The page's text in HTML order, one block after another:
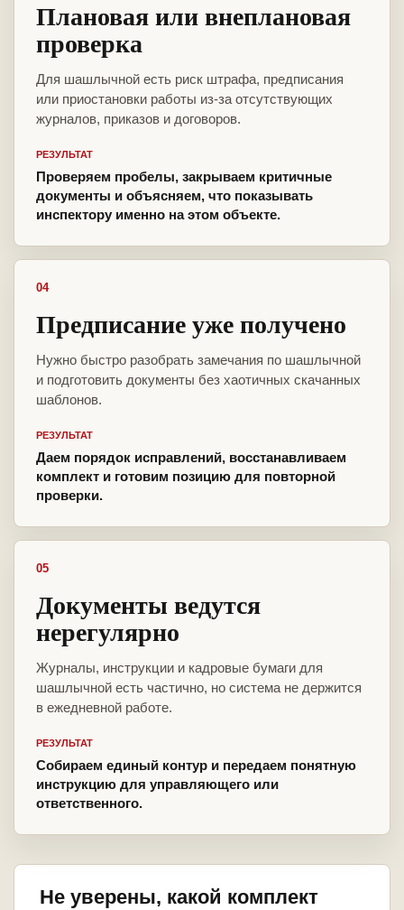
Плановая или внеплановая
проверка
Для шашлычной есть риск штрафа, предписания
или приостановки работы из-за отсутствующих
журналов, приказов и договоров.
РЕЗУЛЬТАТ
Проверяем пробелы, закрываем критичные
документы и объясняем, что показывать
инспектору именно на этом объекте.
04
Предписание уже получено
Нужно быстро разобрать замечания по шашлычной
и подготовить документы без хаотичных скачанных
шаблонов.
РЕЗУЛЬТАТ
Даем порядок исправлений, восстанавливаем
комплект и готовим позицию для повторной
проверки.
05
Документы ведутся
нерегулярно
Журналы, инструкции и кадровые бумаги для
шашлычной есть частично, но система не держится
в ежедневной работе.
РЕЗУЛЬТАТ
Собираем единый контур и передаем понятную
инструкцию для управляющего или
ответственного.
Не уверены, какой комплект